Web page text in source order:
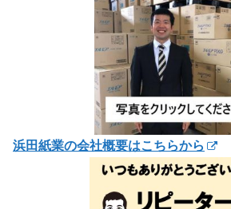
浜田紙業の会社概要はこちらから